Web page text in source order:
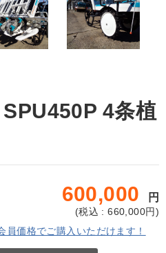
4条植
600,000 円
(税込 : 660,000円)
価格でご購入いただけます！